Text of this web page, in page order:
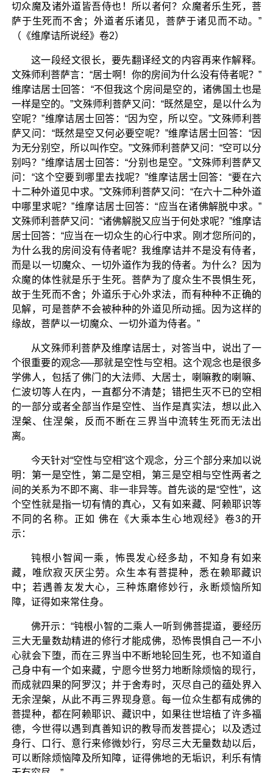
切众魔及诸外道皆吾侍也！所以者何？众魔者乐生死，菩
萨于生死而不舍；外道者乐诸见，菩萨于诸见而不动。”
（《维摩诘所说经》卷2）
这一段经文很长，要先翻译经文的内容再来作解释。
文殊师利菩萨言：“居士啊！你的房间为什么没有侍者呢？”
维摩诘居士回答：“不但我这个房间是空的，诸佛国土也是
一样是空的。”文殊师利菩萨又问：“既然是空，是以什么为
空呢？”维摩诘居士回答：“因为空，所以空。”文殊师利菩
萨又问：“既然是空又何必要空呢？”维摩诘居士回答：“因
为无分别空，所以叫作空。”文殊师利菩萨又问：“空可以分
别吗？”维摩诘居士回答：“分别也是空。”文殊师利菩萨又
问：“这个空要到哪里去找呢？”维摩诘居士回答：“要在六
十二种外道见中求。”文殊师利菩萨又问：“在六十二种外道
中哪里求呢？”维摩诘居士回答：“应当在诸佛解脱中求。”
文殊师利菩萨又问：“诸佛解脱又应当于何处求呢？”维摩诘
居士回答：“应当在一切众生的心行中求。刚才您所问的，
为什么我的房间没有侍者呢？我维摩诘并不是没有侍者，
而是以一切魔众、一切外道作为我的侍者。为什么？因为
众魔的体性就是乐于生死。菩萨为了度众生不畏惧生死，
故于生死而不舍；外道乐于心外求法，而有种种不正确的
见解，可是菩萨不会被种种的外道见所动摇。因为这样的
缘故，菩萨以一切魔众、一切外道为侍者。”
从文殊师利菩萨及维摩诘居士，对答当中，说出了一
个很重要的观念──那就是空性与空相。这个观念也是很多
学佛人，包括了佛门的大法师、大居士，喇嘛教的喇嘛、
仁波切等人在内，一直都分不清楚；错把生灭不已的空相
的一部分或者全部当作是空性、当作是真实法，想以此入
涅槃、住涅槃，反而不断在三界当中流转生死而无法出
离。
今天针对“空性与空相”这个观念，分三个部分来加以说
明：第一是空性，第二是空相，第三是空相与空性两者之
间的关系为不即不离、非一非异等。首先谈的是“空性”，这
个空性就是指一切有情的真心，又有如来藏、阿赖耶识等
不同的名称。正如 佛在《大乘本生心地观经》卷3的开
示：
钝根小智闻一乘，怖畏发心经多劫，不知身有如来
藏，唯欣寂灭厌尘劳。众生本有菩提种，悉在赖耶藏识
中；若遇善友发大心，三种炼磨修妙行，永断烦恼所知
障，证得如来常住身。
佛开示：“钝根小智的二乘人一听到佛菩提道，要经历
三大无量数劫精进的修行才能成佛，恐怖畏惧自己一不小
心就会下堕，而在三界当中不断地轮回生死，也不知道自
己身中有一个如来藏，宁愿今世努力地断除烦恼的现行，
而成就四果的阿罗汉；并于舍寿时，灭尽自己的蕴处界入
无余涅槃，从此不再三界现身意。每一位众生都有成佛的
菩提种，都在阿赖耶识、藏识中，如果往世培植了许多福
德，今世得以遇到真善知识的教导而发菩提心；以及透过
身行、口行、意行来修微妙行，穷尽三大无量数劫以后，
可以断除烦恼障及所知障，证得佛地的无垢识，利乐有情